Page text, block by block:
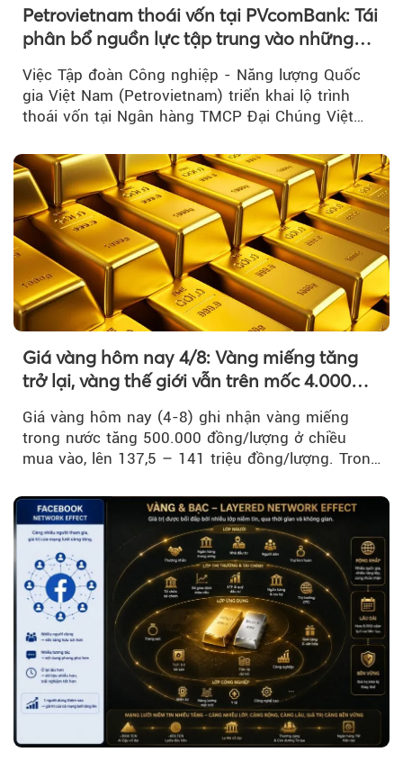
Petrovietnam thoái vốn tại PVcomBank: Tái
phân bổ nguồn lực tập trung vào những
Việc Tập đoàn Công nghiệp - Năng lượng Quốc
gia Việt Nam (Petrovietnam) triển khai lộ trình
thoái vốn tại Ngân hàng TMCP Đại Chúng Việt
Giá vàng hôm nay 4/8: Vàng miếng tăng
trở lại, vàng thế giới vẫn trên mốc 4.000
Giá vàng hôm nay (4-8) ghi nhận vàng miếng
trong nước tăng 500.000 đồng/lượng ở chiều
mua vào, lên 137,5 – 141 triệu đồng/lượng. Trong
trì trên ngưỡng 4.000 USD/ounce.